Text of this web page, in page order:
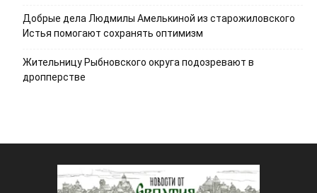
Добрые дела Людмилы Амелькиной из старожиловского
Истья помогают сохранять оптимизм
Жительницу Рыбновского округа подозревают в
дропперстве